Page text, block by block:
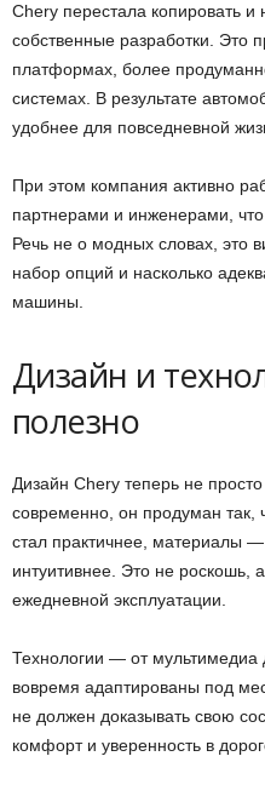
Chery перестала копировать и
собственные разработки. Это
платформах, более
системах. В результате
удобнее для повседневной
При этом компания активно
партнерами и инженерами, что
Речь не о модных словах, это
набор опций и насколько
машины.
Дизайн и
полезно
Дизайн Chery теперь не
современно, он продуман так,
стал практичнее, материалы
интуитивнее. Это не роскошь,
ежедневной эксплуатации.
Технологии — от
вовремя адаптированы под
не должен доказывать свою
комфорт и уверенность в